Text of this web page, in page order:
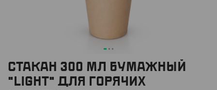
СТАКАН 300 МЛ БУМАЖНЫЙ
"LIGHT" ДЛЯ ГОРЯЧИХ